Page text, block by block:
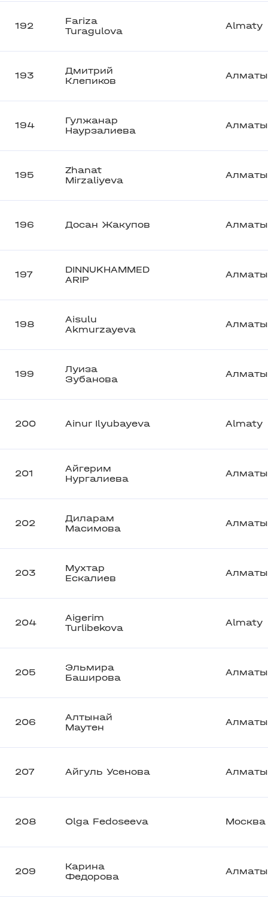
192
Fariza
Turagulova
Almaty
193
Дмитрий
Клепиков
Алматы
194
Гулжанар
Наурзалиева
Алматы
195
Zhanat
Mirzaliyeva
Алматы
196 Досан Жакупов Алматы
197
DINNUKHAMMED
ARIP
Алматы
198
Aisulu
Akmurzayeva
Алматы
199
Луиза
Зубанова
Алматы
200 Ainur Ilyubayeva Almaty
201
Айгерим
Нургалиева
Алматы
202
Диларам
Масимова
Алматы
203
Мухтар
Ескалиев
Алматы
204
Aigerim
Turlibekova
Almaty
205
Эльмира
Баширова
Алматы
206
Алтынай
Маутен
Алматы
207 Айгуль Усенова Алматы
208 Olga Fedoseeva Москва
209
Карина
Федорова
Алматы